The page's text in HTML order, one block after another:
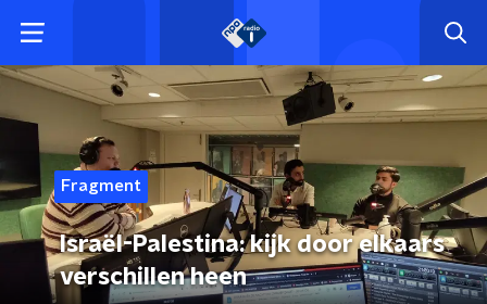
Fragment
Israël-Palestina: kijk door elkaars
verschillen heen